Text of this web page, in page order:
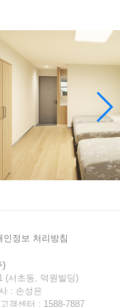
인정보 처리방침
)
(서초동, 덕원빌딩)
: 손성은
객센터 : 1588-7887